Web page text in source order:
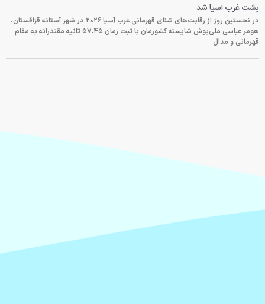
پشت غرب آسیا شد
در نخستین روز از رقابت‌های شنای قهرمانی غرب آسیا ۲۰۲۶ در شهر آستانه قزاقستان،
هومر عباسی ملی‌پوش شایسته کشورمان با ثبت زمان ۵۷.۴۵ ثانیه مقتدرانه به مقام
قهرمانی و مدال